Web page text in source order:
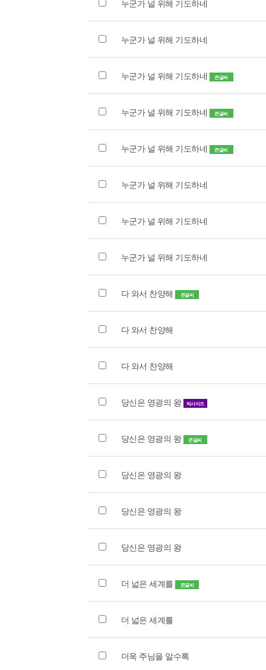
누군가 널 위해 기도하네
누군가 널 위해 기도하네
누군가 널 위해 기도하네 큰글씨
누군가 널 위해 기도하네 큰글씨
누군가 널 위해 기도하네 큰글씨
누군가 널 위해 기도하네
누군가 널 위해 기도하네
누군가 널 위해 기도하네
다 와서 찬양해 큰글씨
다 와서 찬양해
다 와서 찬양해
당신은 영광의 왕 빅사이즈
당신은 영광의 왕 큰글씨
당신은 영광의 왕
당신은 영광의 왕
당신은 영광의 왕
더 넓은 세계를 큰글씨
더 넓은 세계를
더욱 주님을 알수록